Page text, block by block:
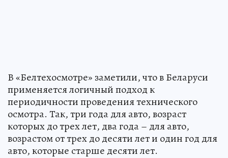
В «Белтехосмотре» заметили, что в Беларуси
применяется логичный подход к
периодичности проведения технического
осмотра. Так, три года для авто, возраст
которых до трех лет, два года – для авто,
возрастом от трех до десяти лет и один год для
авто, которые старше десяти лет.